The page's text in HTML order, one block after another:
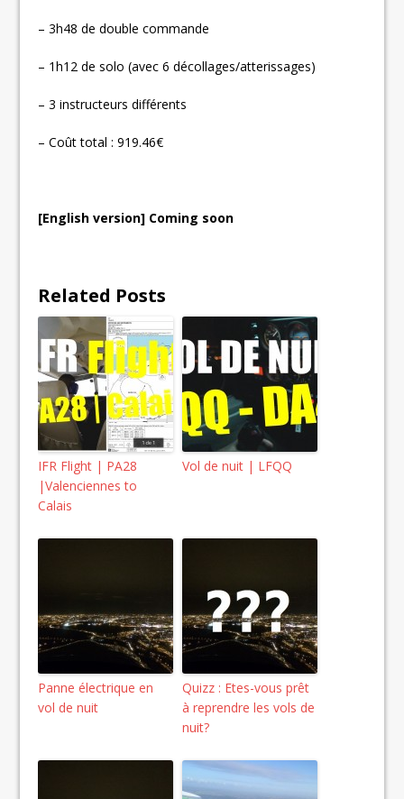
– 3h48 de double commande
– 1h12 de solo (avec 6 décollages/atterissages)
– 3 instructeurs différents
– Coût total : 919.46€
[English version] Coming soon
Related Posts
IFR Flight | PA28
|Valenciennes to
Calais
Vol de nuit | LFQQ
Panne électrique en
vol de nuit
Quizz : Etes-vous prêt
à reprendre les vols de
nuit?